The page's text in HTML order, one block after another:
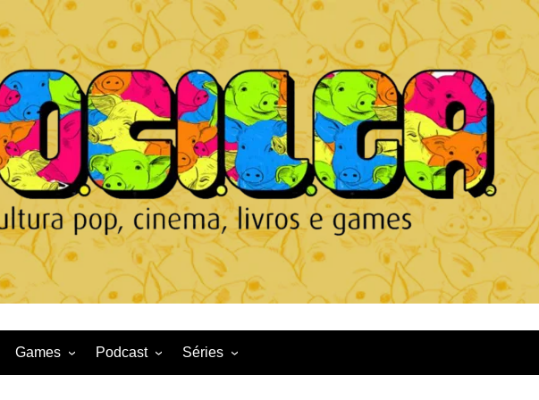
Games Podcast Séries